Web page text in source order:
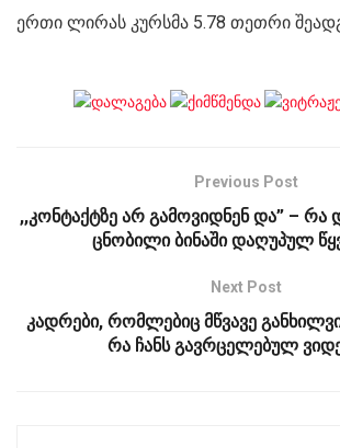
ერთი ლირას კურსმა 5.78 თეთრი
Previous Post
,,კონტაქტზე არ გამოვიდნენ და” – რა
ცნობილი ბინაში დაღუპულ
Next Post
კადრები, რომლებიც მწვავე
რა ჩანს გავრცელებულ